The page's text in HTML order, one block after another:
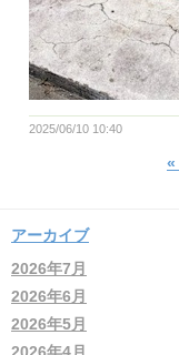
2025/06/10 10:40
«
アーカイブ
2026年7月
2026年6月
2026年5月